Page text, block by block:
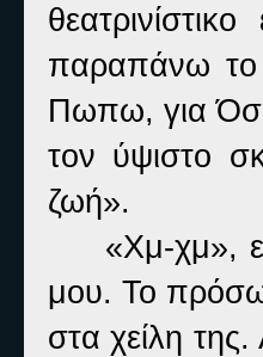
παραπάνω το
Πωπω, για
τον ύψιστο
ζωή».
«Χμ-χμ»,
μου. Το
στα χείλη